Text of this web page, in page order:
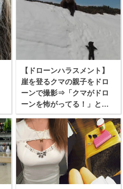
【ドローンハラスメント】
崖を登るクマの親子をドロ
ーンで撮影⇒「クマがドロ
ーンを怖がってる！」と批
難殺到！